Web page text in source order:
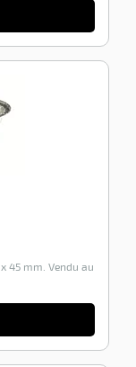
45 mm. Vendu au